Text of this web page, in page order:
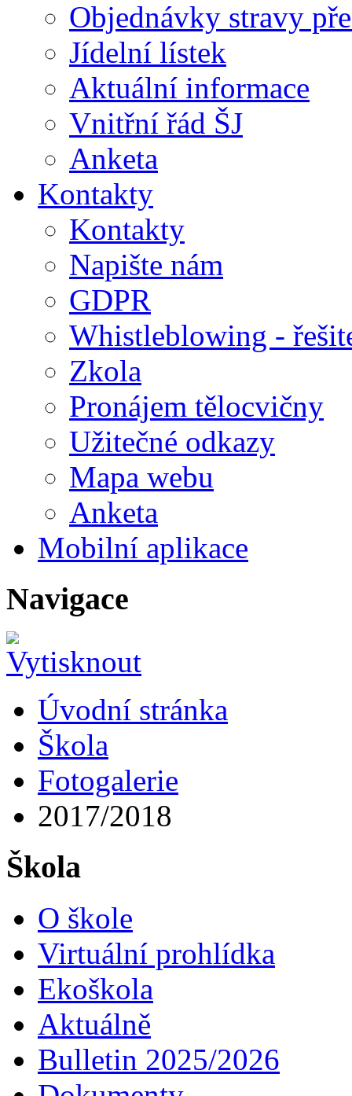
Objednávky stravy
Jídelní lístek
Aktuální informace
Vnitřní řád ŠJ
Anketa
Kontakty
Kontakty
Napište nám
GDPR
Whistleblowing -
Zkola
Pronájem tělocvičny
Užitečné odkazy
Mapa webu
Anketa
Mobilní aplikace
Navigace
Úvodní stránka
Škola
Fotogalerie
2017/2018
Škola
O škole
Virtuální prohlídka
Ekoškola
Aktuálně
Bulletin 2025/2026